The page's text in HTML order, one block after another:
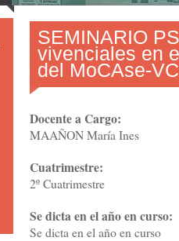
SEMINARIO
vivenciales en
del MoCAse-VC
Docente a Cargo:
MAAÑON María Ines
Cuatrimestre:
2º Cuatrimestre
Se dicta en el año en curso:
Se dicta en el año en curso